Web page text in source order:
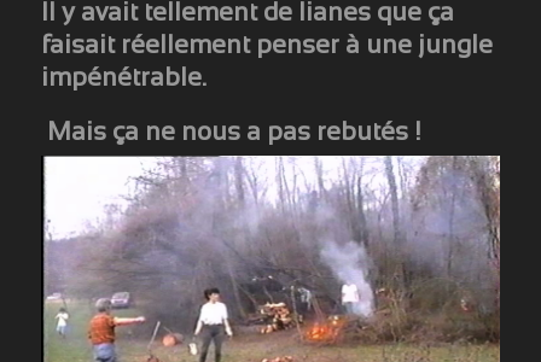
Il y avait tellement de lianes que ça
faisait réellement penser à une jungle
impénétrable.
Mais ça ne nous a pas rebutés !